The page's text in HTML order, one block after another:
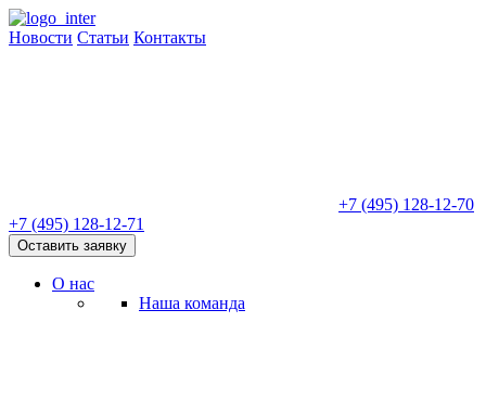
Новости Статьи Контакты
+7 (495) 128-12-70
+7 (495) 128-12-71
Оставить заявку
О нас
Наша команда